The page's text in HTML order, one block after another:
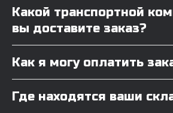
Какой транспортной
вы доставите заказ?
Как я могу оплатить
Где находятся ваши